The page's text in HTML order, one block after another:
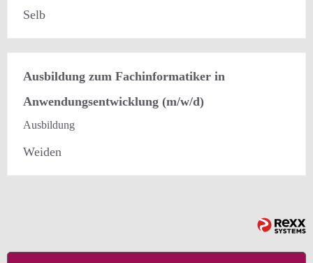
Selb
Ausbildung zum Fachinformatiker in
Anwendungsentwicklung (m/w/d)
Ausbildung
Weiden